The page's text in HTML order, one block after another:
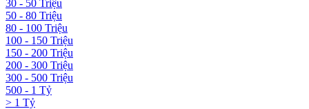
30 - 50 Triệu
50 - 80 Triệu
80 - 100 Triệu
100 - 150 Triệu
150 - 200 Triệu
200 - 300 Triệu
300 - 500 Triệu
500 - 1 Tỷ
> 1 Tỷ